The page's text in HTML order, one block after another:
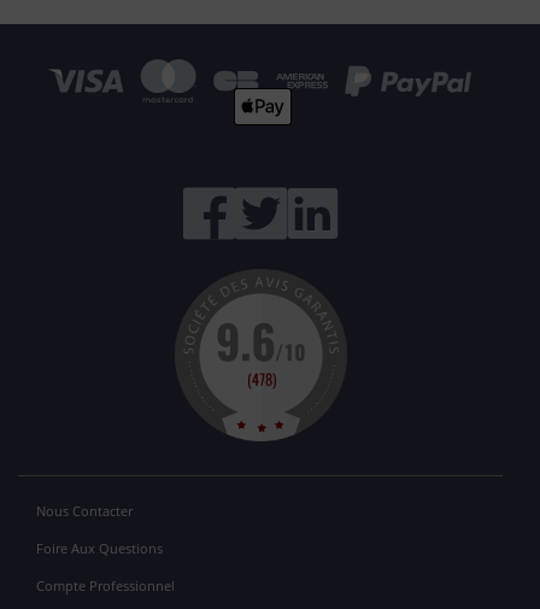
Nous Contacter
Foire Aux Questions
Compte Professionnel